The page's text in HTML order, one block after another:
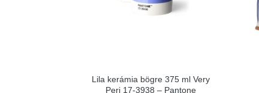
Lila kerámia bögre 375 ml Very
Peri 17-3938 – Pantone